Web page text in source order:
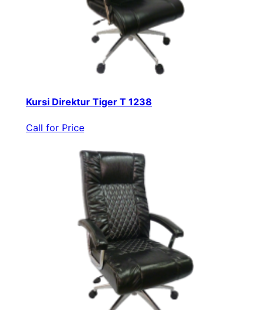
Kursi Direktur Tiger T 1238
Call for Price